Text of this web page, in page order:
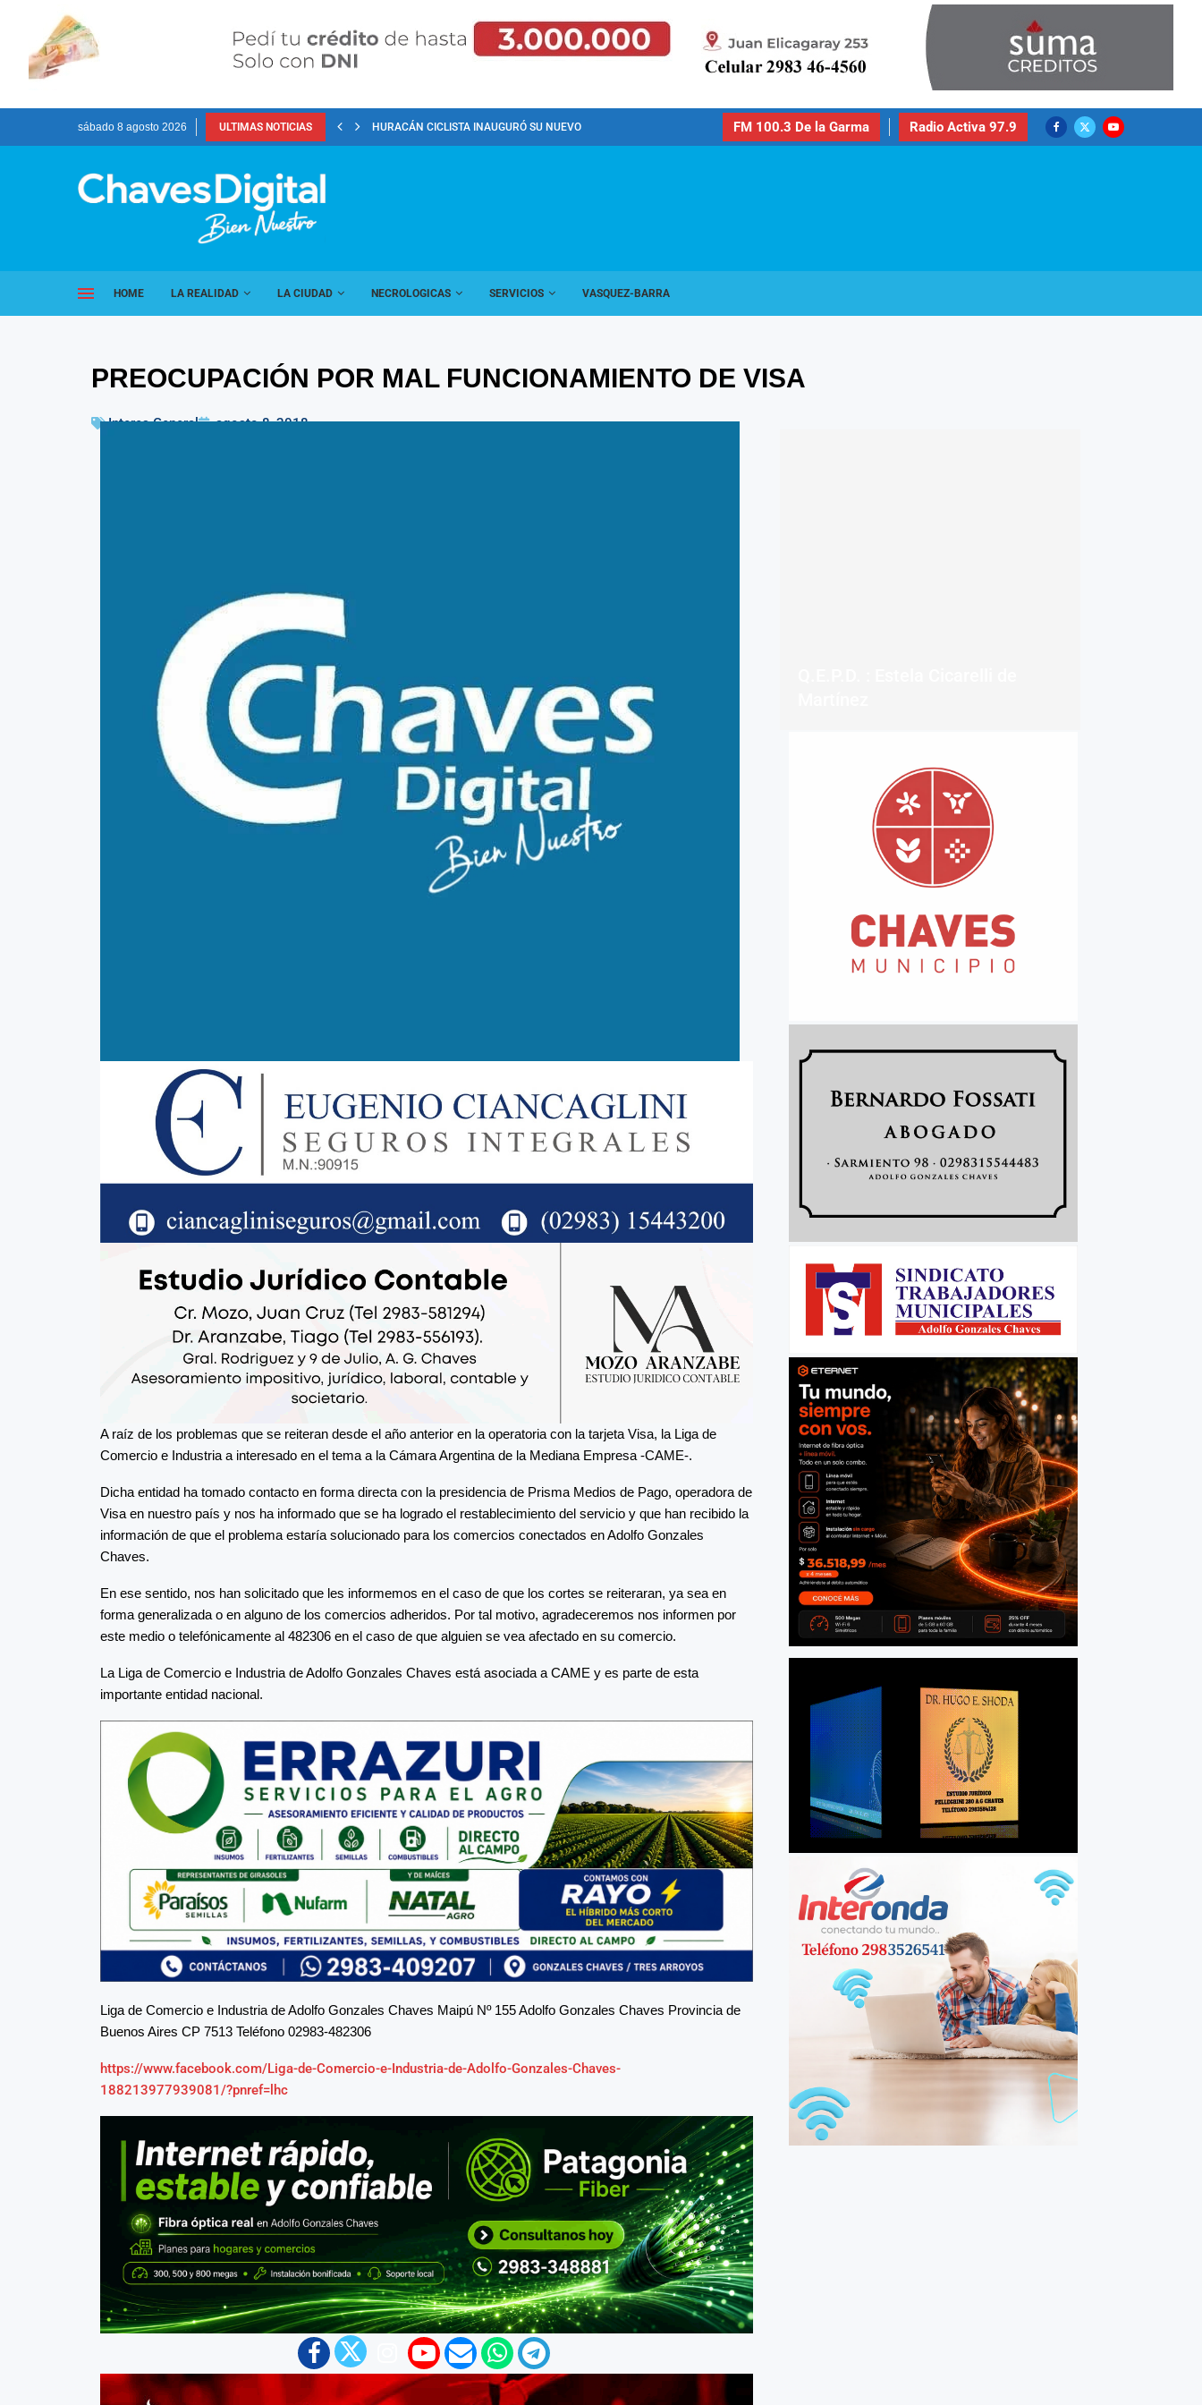
sábado 8 agosto 2026 ULTIMAS NOTICIAS HURACÁN CICLISTA INAUGURÓ SU NUEVO PREDIO PARA LA... FM 100.3 De la Garma Radio Activa 97.9
HOME LA REALIDAD LA CIUDAD NECROLOGICAS SERVICIOS VASQUEZ-BARRA
PREOCUPACIÓN POR MAL FUNCIONAMIENTO DE VISA
Interes General agosto 8, 2018
A raíz de los problemas que se reiteran desde el año anterior en la operatoria con la tarjeta Visa, la Liga de
Comercio e Industria a interesado en el tema a la Cámara Argentina de la Mediana Empresa -CAME-.
Dicha entidad ha tomado contacto en forma directa con la presidencia de Prisma Medios de Pago, operadora de
Visa en nuestro país y nos ha informado que se ha logrado el restablecimiento del servicio y que han recibido la
información de que el problema estaría solucionado para los comercios conectados en Adolfo Gonzales
Chaves.
En ese sentido, nos han solicitado que les informemos en el caso de que los cortes se reiteraran, ya sea en
forma generalizada o en alguno de los comercios adheridos. Por tal motivo, agradeceremos nos informen por
este medio o telefónicamente al 482306 en el caso de que alguien se vea afectado en su comercio.
La Liga de Comercio e Industria de Adolfo Gonzales Chaves está asociada a CAME y es parte de esta
importante entidad nacional.
Liga de Comercio e Industria de Adolfo Gonzales Chaves Maipú Nº 155 Adolfo Gonzales Chaves Provincia de
Buenos Aires CP 7513 Teléfono 02983-482306
https://www.facebook.com/Liga-de-Comercio-e-Industria-de-Adolfo-Gonzales-Chaves-
188213977939081/?pnref=lhc